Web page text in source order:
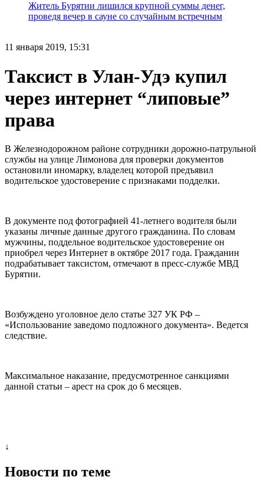
Житель Бурятии лишился крупной суммы денег,
проведя вечер в сауне со случайным встречным
11 января 2019, 15:31
Таксист в Улан-Удэ купил
через интернет “липовые”
права
В Железнодорожном районе сотрудники дорожно-патрульной
службы на улице Лимонова для проверки документов
остановили иномарку, владелец которой предъявил
водительское удостоверение с признаками подделки.
В документе под фотографией 41-летнего водителя были
указаны личные данные другого гражданина. По словам
мужчины, поддельное водительское удостоверение он
приобрел через Интернет в октябре 2017 года. Гражданин
подрабатывает таксистом, отмечают в пресс-службе МВД
Бурятии.
Возбуждено уголовное дело статье 327 УК РФ –
«Использование заведомо подложного документа». Ведется
следствие.
Максимальное наказание, предусмотренное санкциями
данной статьи – арест на срок до 6 месяцев.
↓
Новости по теме